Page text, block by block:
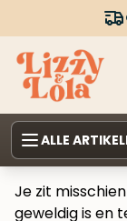
ALLE
Je zit
geweldig is en